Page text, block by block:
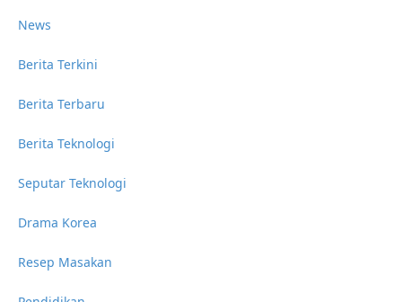
News
Berita Terkini
Berita Terbaru
Berita Teknologi
Seputar Teknologi
Drama Korea
Resep Masakan